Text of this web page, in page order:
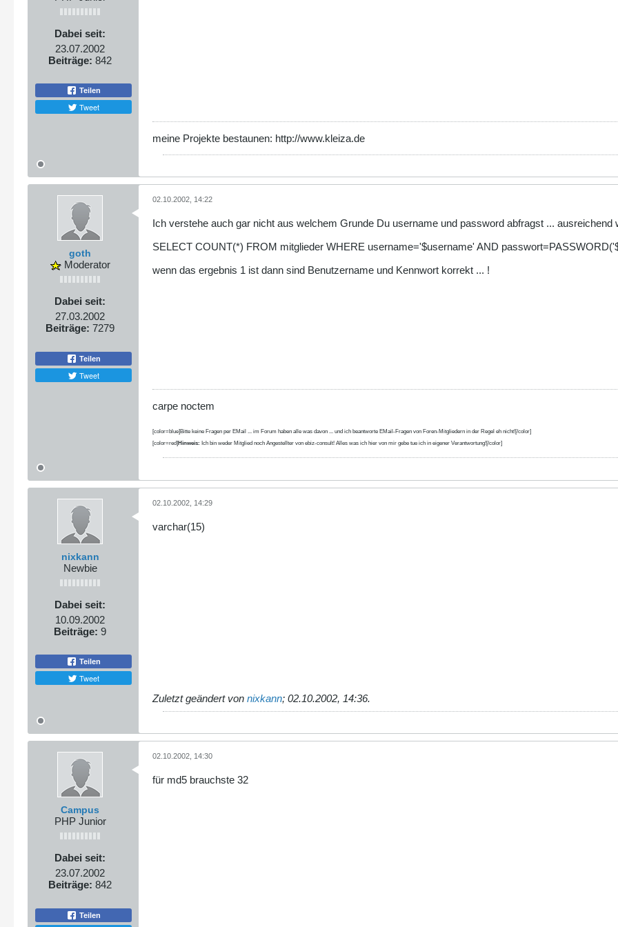
Dabei seit:
23.07.2002
Beiträge: 842
Teilen
Tweet
meine Projekte bestaunen: http://www.kleiza.de
goth
Moderator
Dabei seit:
27.03.2002
Beiträge: 7279
Teilen
Tweet
02.10.2002, 14:22
Ich verstehe auch gar nicht aus welchem Grunde Du username und password abfragst ... ausreichend
SELECT COUNT(*) FROM mitglieder WHERE username='$username' AND
wenn das ergebnis 1 ist dann sind Benutzername und Kennwort korrekt ... !
carpe noctem
[color=blue]Bitte keine Fragen per EMail ... im Forum haben alle was davon ... und ich beantworte EMail-Fragen von Foren-Mitgliedern in der Regel eh nicht![/color]
[color=red] Hinweis: Ich bin weder Mitglied noch Angestellter von ebiz-consult! Alles was ich hier von mir gebe tue ich in eigener Verantwortung![/color]
nixkann
Newbie
Dabei seit:
10.09.2002
Beiträge: 9
Teilen
Tweet
02.10.2002, 14:29
varchar(15)
Zuletzt geändert von nixkann; 02.10.2002, 14:36.
Campus
PHP Junior
Dabei seit:
23.07.2002
Beiträge: 842
Teilen
02.10.2002, 14:30
für md5 brauchste 32